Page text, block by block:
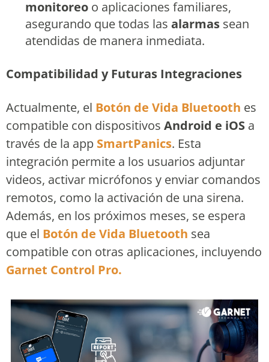
monitoreo o aplicaciones familiares,
asegurando que todas las alarmas sean
atendidas de manera inmediata.
Compatibilidad y Futuras Integraciones
Actualmente, el Botón de Vida Bluetooth es
compatible con dispositivos Android e iOS a
través de la app SmartPanics. Esta
integración permite a los usuarios adjuntar
videos, activar micrófonos y enviar comandos
remotos, como la activación de una sirena.
Además, en los próximos meses, se espera
que el Botón de Vida Bluetooth sea
compatible con otras aplicaciones, incluyendo
Garnet Control Pro.